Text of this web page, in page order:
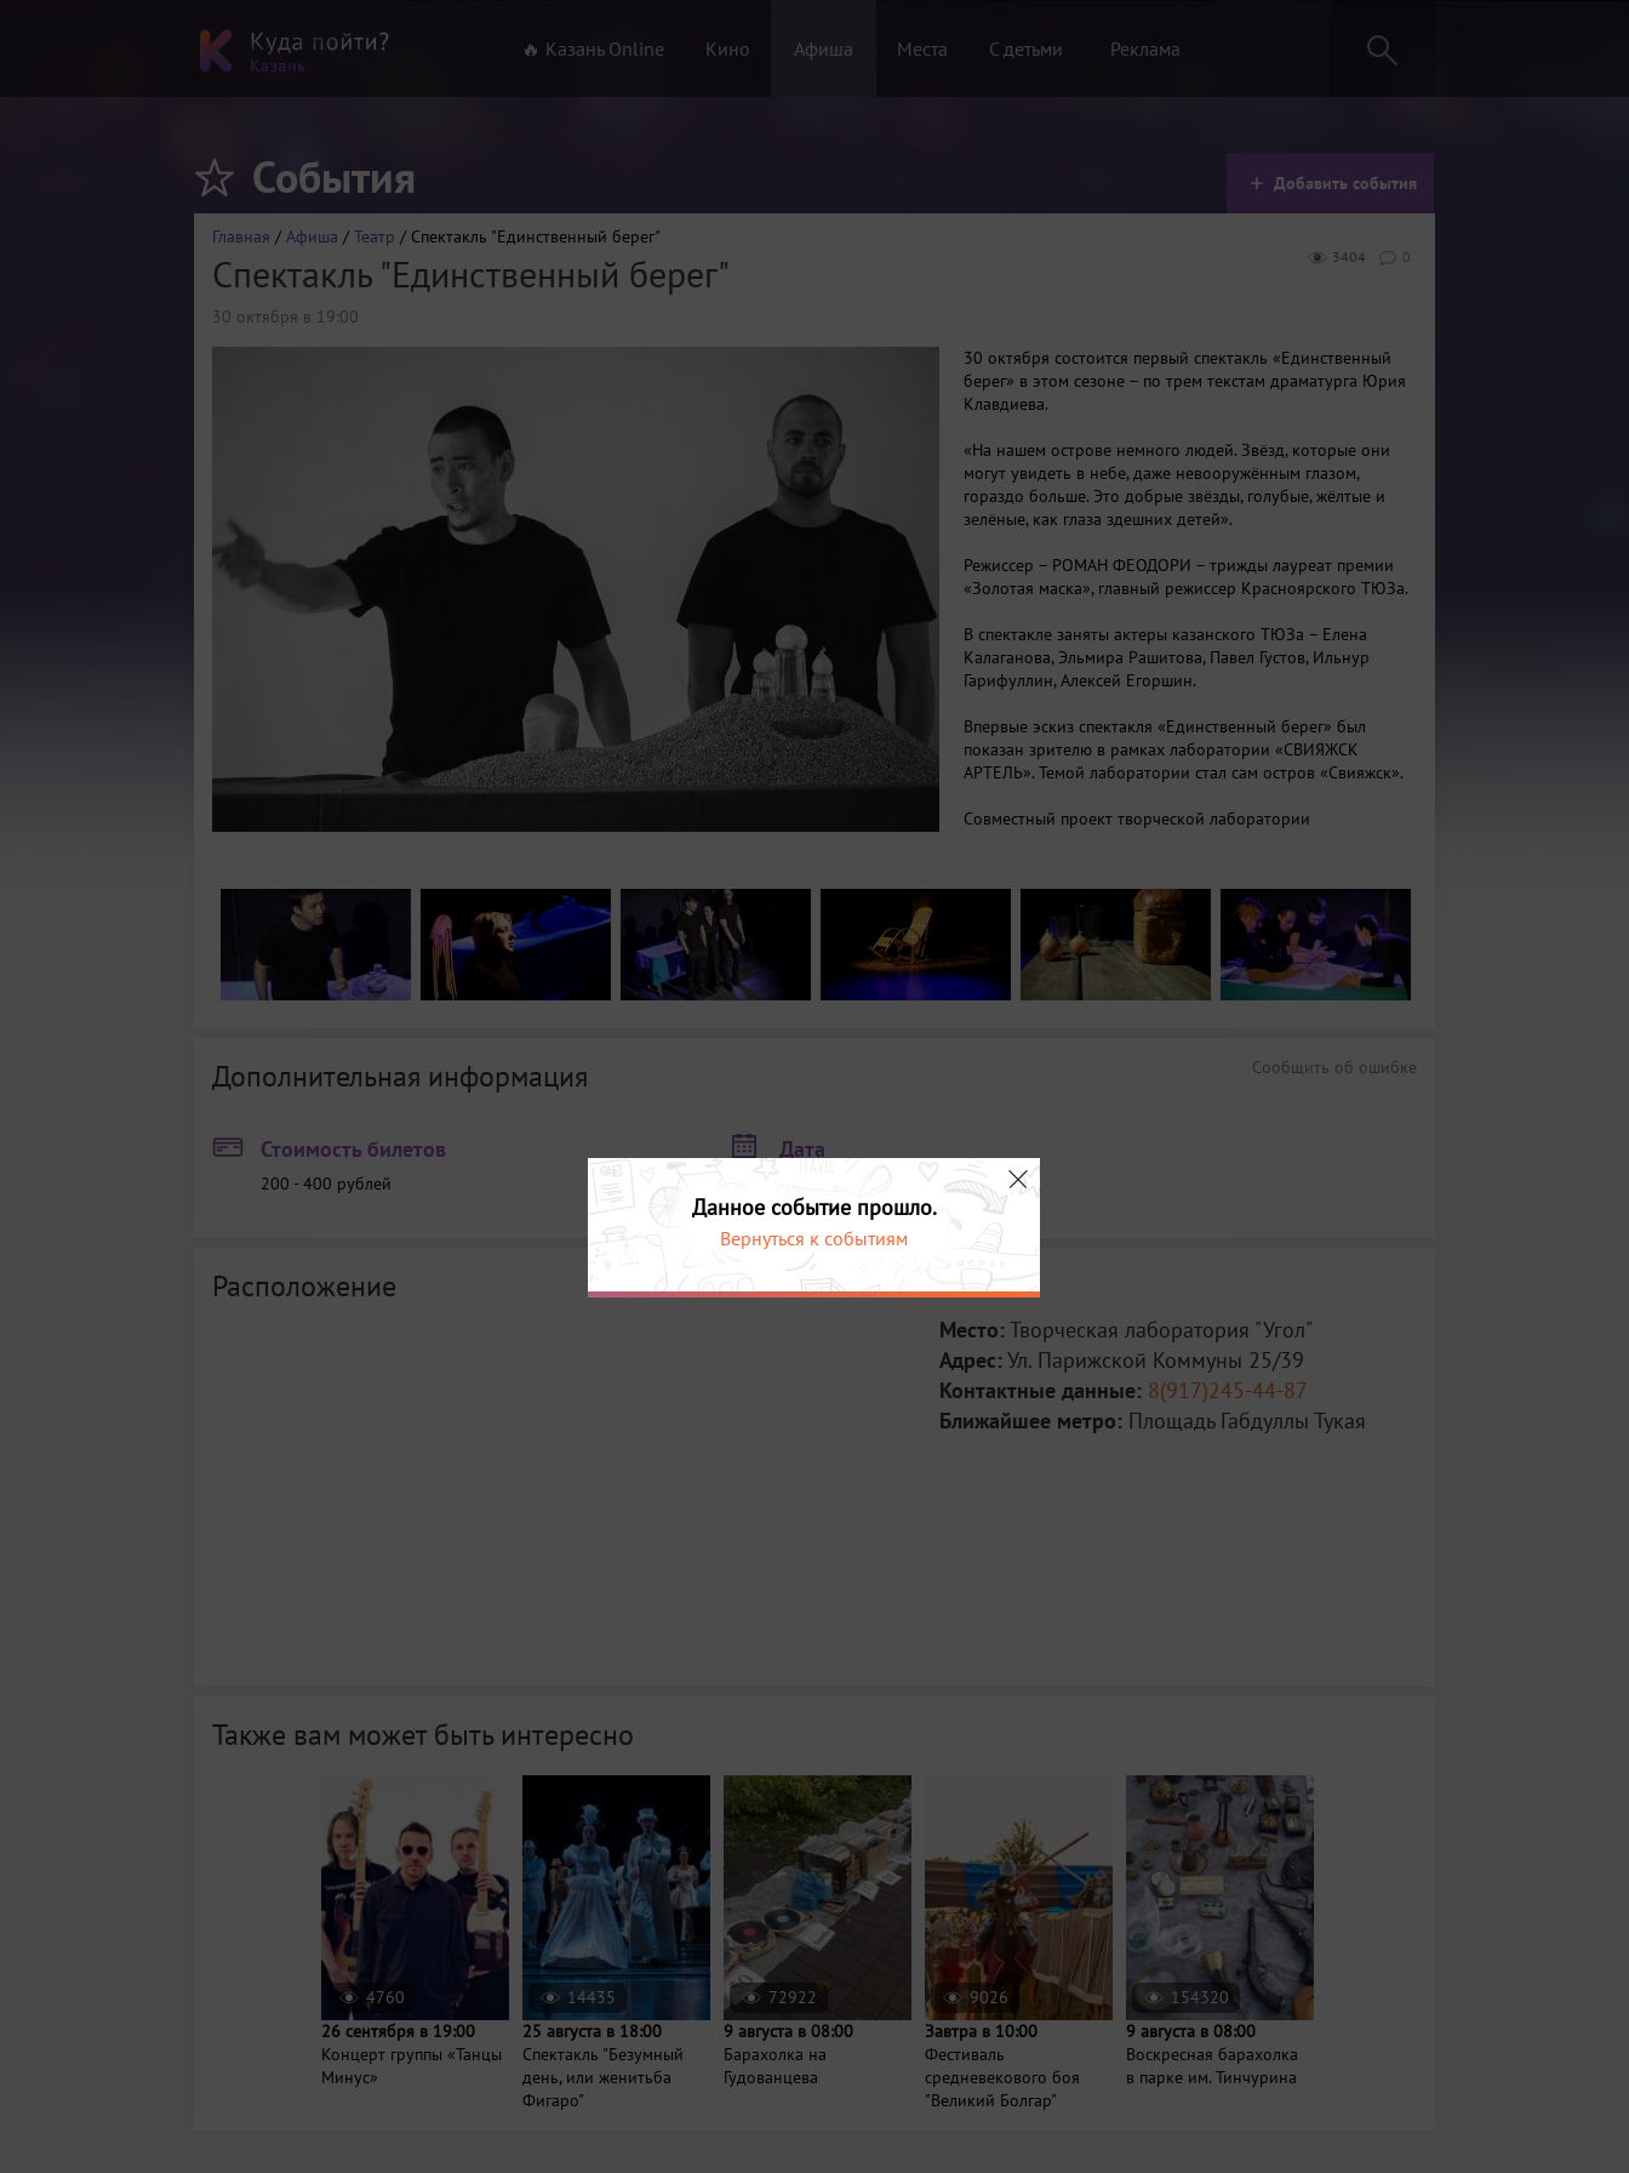
🔥 Казань Online Кино Афиша Места С детьми Реклама
События Добавить события
Главная / Афиша / Театр / Спектакль "Единственный берег"
0
3404
Спектакль "Единственный берег"
30 октября в 19:00
30 октября состоится первый спектакль «Единственный
берег» в этом сезоне – по трем текстам драматурга Юрия
Клавдиева.
«На нашем острове немного людей. Звёзд, которые они
могут увидеть в небе, даже невооружённым глазом,
гораздо больше. Это добрые звёзды, голубые, жёлтые и
зелёные, как глаза здешних детей».
Режиссер – РОМАН ФЕОДОРИ – трижды лауреат премии
«Золотая маска», главный режиссер Красноярского ТЮЗа.
В спектакле заняты актеры казанского ТЮЗа – Елена
Калаганова, Эльмира Рашитова, Павел Густов, Ильнур
Гарифуллин, Алексей Егоршин.
Впервые эскиз спектакля «Единственный берег» был
показан зрителю в рамках лаборатории «СВИЯЖСК
АРТЕЛЬ». Темой лаборатории стал сам остров «Свияжск».
Совместный проект творческой лаборатории
Сообщить об ошибке
Дополнительная информация
Стоимость билетов
200 - 400 рублей
Дата
Расположение
Место: Творческая лаборатория "Угол"
Адрес: Ул. Парижской Коммуны 25/39
Контактные данные: 8(917)245-44-87
Ближайшее метро: Площадь Габдуллы Тукая
Также вам может быть интересно
4760
26 сентября в 19:00
Концерт группы «Танцы
Минус»
14435
25 августа в 18:00
Спектакль "Безумный
день, или женитьба
Фигаро"
72922
9 августа в 08:00
Барахолка на
Гудованцева
9026
Завтра в 10:00
Фестиваль
средневекового боя
"Великий Болгар"
154320
9 августа в 08:00
Воскресная барахолка
в парке им. Тинчурина
Данное событие прошло.
Вернуться к событиям